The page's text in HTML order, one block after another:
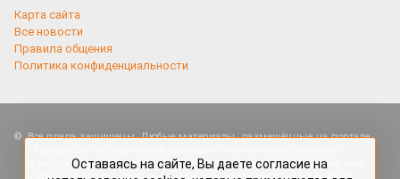
Карта сайта
Все новости
Правила общения
Политика конфиденциальности
Все права защищены. Любые материалы, размещённые на портале
и читателями, являются объектами авторского права. Полное или
использование cookies, которые применяются для
повышения качества рекомендаций согласно
. Отказаться от cookies, можно через